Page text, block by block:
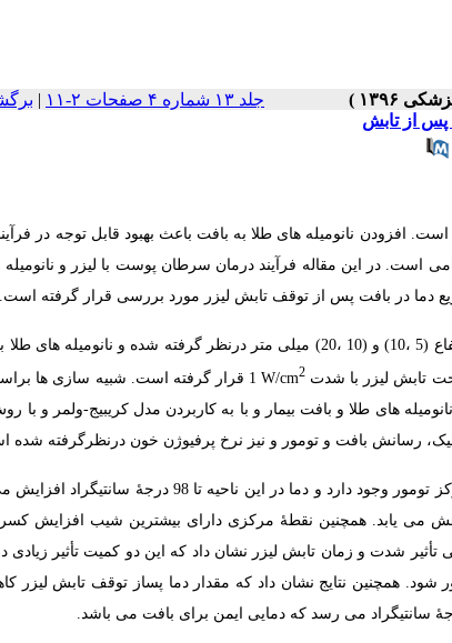
جلد ۱۳ شماره ۴ صفحات ۲-۱۱ |
پس از تابش
افزودن نانومیله­ های طلا به بافت باعث بهبود قابل توجه در
است. در این مقاله فرآیند درمان سرطان پوست با لیزر و نانومیله­
دما در بافت پس ­از توقف تابش لیزر مورد بررسی قرار گرفته است.
تومور و دامنۀ فیزیکی به­ صورت استوانه­ هایی به ­ترتیب با شعاع و ارتفاع (5 ،10) و (10 ،20) میلی­ متر درنظر گرفته شده و
W/cm2
1 قرار گرفته است. شبیه­‌‌ سازی­ ها
های طلا و بافت بیمار و با به­ کاربردن مدل کریبیج-ولمر و با
رسانش بافت و تومور و نیز نرخ پرفیوژن خون در­نظر­گرفته شده
نتایج تحقیقات نشان می‌­دهد که بیشترین مقدار افزایش دما در سطح و در مرکز تومور وجود دارد و دما در این ناحیه تا
می­ یابد. همچنین نقطۀ مرکزی دارای بیشترین شیب افزایش
شدت و زمان تابش لیزر نشان داد که این دو کمیت تأثیر زیادی
همچنین نتایج نشان داد که مقدار دما پس­از توقف تابش لیزر